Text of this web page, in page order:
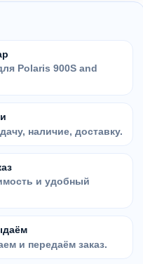
Polaris 900S and
наличие, доставку.
и удобный
и передаём заказ.